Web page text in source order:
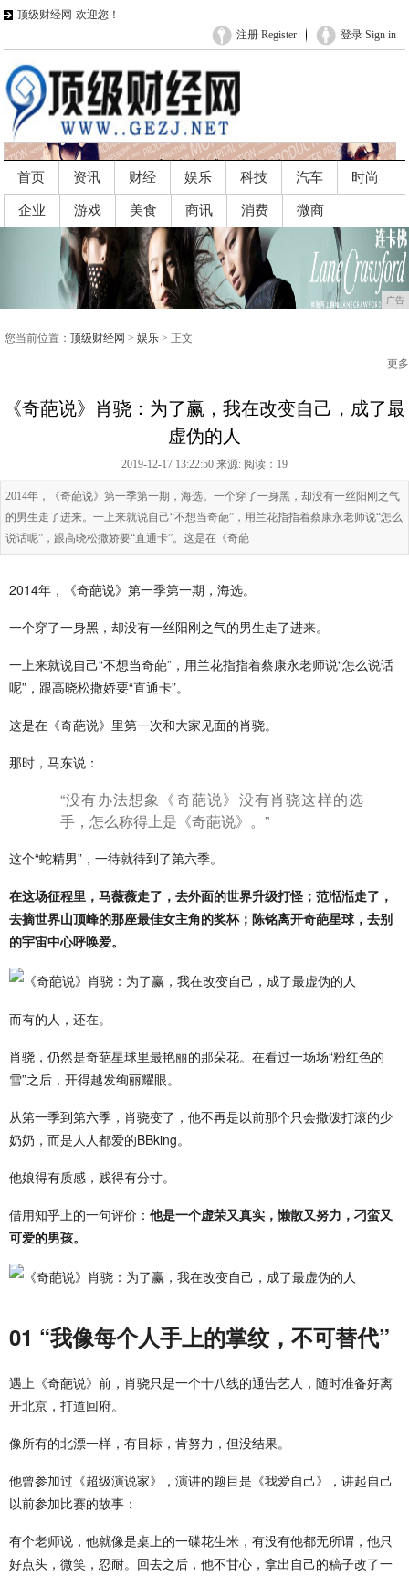
顶级财经网-欢迎您！
登录 Sign in
注册 Register
首页 资讯 财经 娱乐 科技 汽车 时尚
企业 游戏 美食 商讯 消费 微商
广告
您当前位置： 顶级财经网 > 娱乐 > 正文
更多
《奇葩说》肖骁：为了赢，我在改变自己，成了最
虚伪的人
2019-12-17 13:22:50 来源: 阅读：19
2014年，《奇葩说》第一季第一期，海选。一个穿了一身黑，却没有一丝阳刚之气
的男生走了进来。一上来就说自己“不想当奇葩”，用兰花指指着蔡康永老师说“怎么
说话呢”，跟高晓松撒娇要“直通卡”。这是在《奇葩
2014年，《奇葩说》第一季第一期，海选。
一个穿了一身黑，却没有一丝阳刚之气的男生走了进来。
一上来就说自己“不想当奇葩”，用兰花指指着蔡康永老师说“怎么说话
呢”，跟高晓松撒娇要“直通卡”。
这是在《奇葩说》里第一次和大家见面的肖骁。
那时，马东说：
“没有办法想象《奇葩说》没有肖骁这样的选
手，怎么称得上是《奇葩说》。”
这个“蛇精男”，一待就待到了第六季。
在这场征程里，马薇薇走了，去外面的世界升级打怪；范湉湉走了，
去摘世界山顶峰的那座最佳女主角的奖杯；陈铭离开奇葩星球，去别
的宇宙中心呼唤爱。
而有的人，还在。
肖骁，仍然是奇葩星球里最艳丽的那朵花。在看过一场场“粉红色的
雪”之后，开得越发绚丽耀眼。
从第一季到第六季，肖骁变了，他不再是以前那个只会撒泼打滚的少
奶奶，而是人人都爱的BBking。
他娘得有质感，贱得有分寸。
借用知乎上的一句评价： 他是一个虚荣又真实，懒散又努力，刁蛮又
可爱的男孩。
01 “我像每个人手上的掌纹，不可替代”
遇上《奇葩说》前，肖骁只是一个十八线的通告艺人，随时准备好离
开北京，打道回府。
像所有的北漂一样，有目标，肯努力，但没结果。
他曾参加过《超级演说家》，演讲的题目是《我爱自己》，讲起自己
以前参加比赛的故事：
有个老师说，他就像是桌上的一碟花生米，有没有他都无所谓，他只
好点头，微笑，忍耐。回去之后，他不甘心，拿出自己的稿子改了一